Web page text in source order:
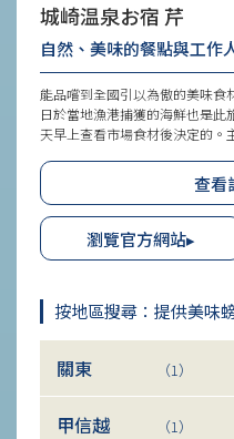
城崎温泉お宿 芹
自然、美味的餐點與工作
能品嚐到全國引以為傲的美味食
日於當地漁港捕獲的海鮮也是
天早上查看市場食材後決定的。
品牌螃蟹「津居山蟹」最為推薦
眺望但馬的大自然景觀，一邊在
趣，這也是其特色。
查看
瀏覽官方網站▸
按地區搜尋：提供美味
關東 （1）
甲信越 （1）